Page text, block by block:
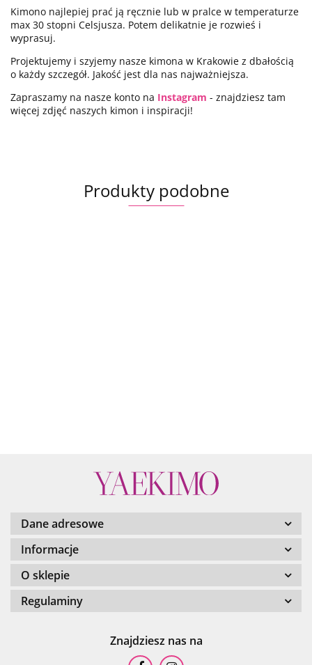
Kimono najlepiej prać ją ręcznie lub w pralce w temperaturze
max 30 stopni Celsjusza. Potem delikatnie je rozwieś i
wyprasuj.
Projektujemy i szyjemy nasze kimona w Krakowie z dbałością
o każdy szczegół. Jakość jest dla nas najważniejsza.
Zapraszamy na nasze konto na Instagram - znajdziesz tam
więcej zdjęć naszych kimon i inspiracji!
Produkty podobne
Dane adresowe
Informacje
O sklepie
Regulaminy
Znajdziesz nas na